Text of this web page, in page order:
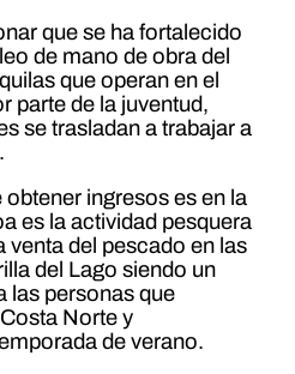
que se ha fortalecido
de mano de obra del
que operan en el
parte de la juventud,
se trasladan a trabajar a
ingresos es en la
es la actividad pesquera
venta del pescado en las
del Lago siendo un
las personas que
Norte y
de verano.